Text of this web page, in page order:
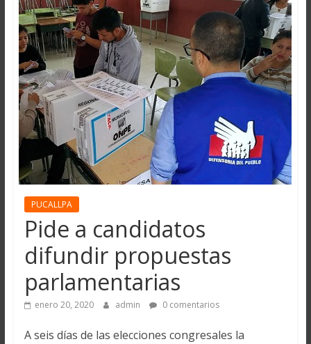
PUCALLPA
Pide a candidatos
difundir propuestas
parlamentarias
enero 20, 2020 admin 0 comentarios
A seis días de las elecciones congresales la